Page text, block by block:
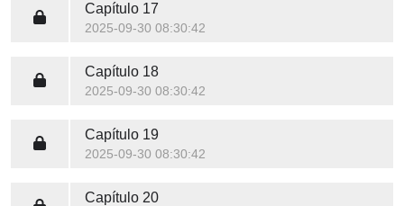
Capítulo 17
2025-09-30 08:30:42
Capítulo 18
2025-09-30 08:30:42
Capítulo 19
2025-09-30 08:30:42
Capítulo 20